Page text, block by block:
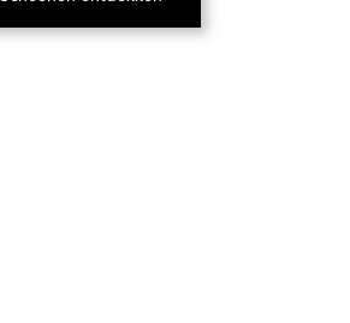
(Opent in een nieuw tabblad)